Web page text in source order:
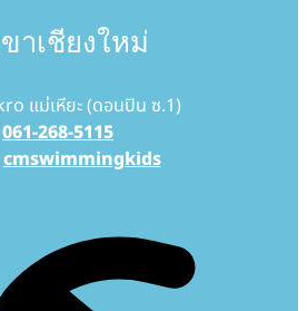
าเชียงใหม่
แม่เหียะ (ดอนปิน ซ.1)
061-268-5115
cmswimmingkids